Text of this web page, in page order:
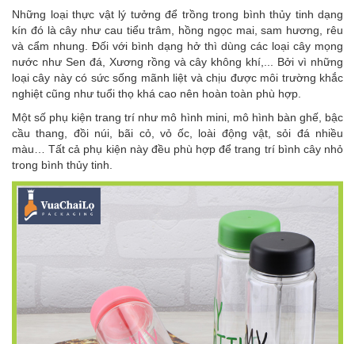
Những loại thực vật lý tưởng để trồng trong bình thủy tinh dạng
kín đó là cây như cau tiểu trâm, hồng ngọc mai, sam hương, rêu
và cẩm nhung. Đối với bình dạng hở thì dùng các loại cây mọng
nước như Sen đá, Xương rồng và cây không khí,... Bởi vì những
loại cây này có sức sống mãnh liệt và chịu được môi trường khắc
nghiệt cũng như tuổi thọ khá cao nên hoàn toàn phù hợp.
Một số phụ kiện trang trí như mô hình mini, mô hình bàn ghế, bậc
cầu thang, đồi núi, bãi cỏ, vỏ ốc, loài động vật, sỏi đá nhiều
màu… Tất cả phụ kiện này đều phù hợp để trang trí bình cây nhỏ
trong bình thủy tinh.